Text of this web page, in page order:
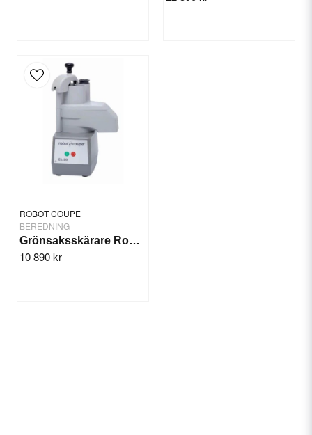
ROBOT COUPE
BEREDNING
Grönsaksskärare Robot Coupe CL 20
10 890 kr